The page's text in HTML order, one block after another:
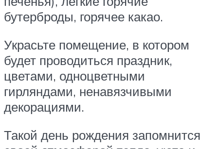
бутерброды, горячее какао.
Украсьте помещение, в котором
будет проводиться праздник,
цветами, одноцветными
гирляндами, ненавязчивыми
декорациями.
Такой день рождения запомнится